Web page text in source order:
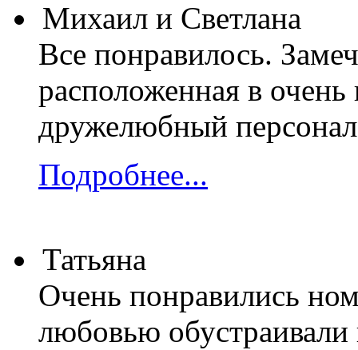
Михаил и Светлана
Все понравилось.
расположенная в
дружелюбный
Подробнее...
Татьяна
Очень понравились
любовью обустраивали